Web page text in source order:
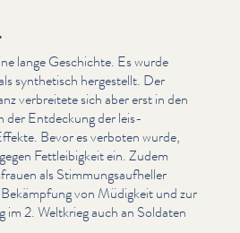
lange Geschichte. Es wurde
synthetisch hergestellt. Der
verbreitete sich aber erst in den
der Entdeckung der leis­
Bevor es verboten wurde,
Fet­tleibigkeit ein. Zudem
als Stim­mungsaufheller
von Müdigkeit und zur
im 2. Weltkrieg auch an Soldaten